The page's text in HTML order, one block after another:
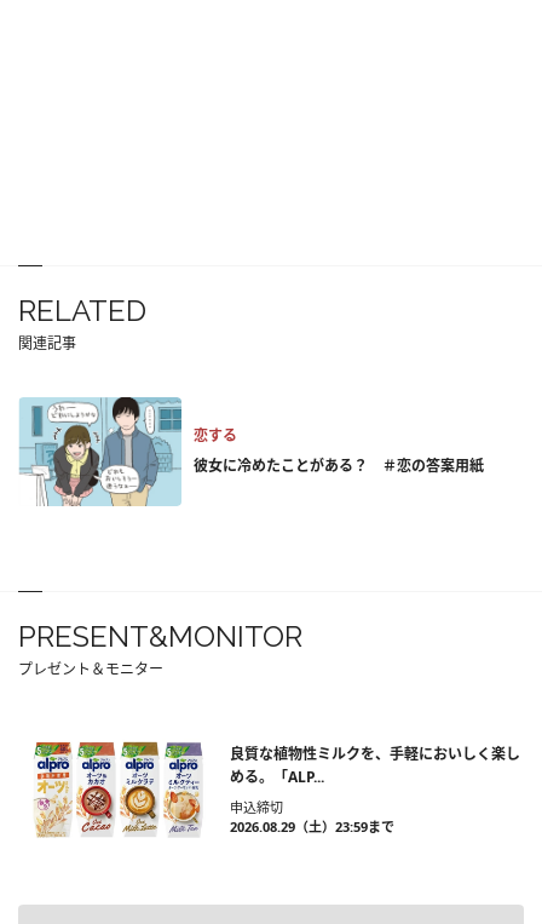
RELATED
関連記事
恋する
彼女に冷めたことがある？ ＃恋の答案用紙
PRESENT&MONITOR
プレゼント＆モニター
良質な植物性ミルクを、手軽においしく楽し
める。「ALP...
申込締切
2026.08.29（土）23:59まで